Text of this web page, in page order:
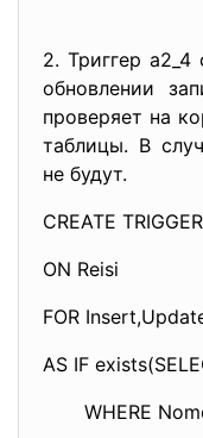
2. Триггер
обновлении
проверяет на
таблицы. В
не будут.
CREATE
ON Reisi
FOR
AS IF
WHERE